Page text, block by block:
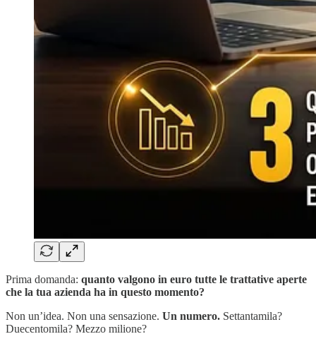
Prima domanda: quanto valgono in euro tutte le trattative aperte
che la tua azienda ha in questo momento?
Non un’idea. Non una sensazione. Un numero. Settantamila?
Duecentomila? Mezzo milione?